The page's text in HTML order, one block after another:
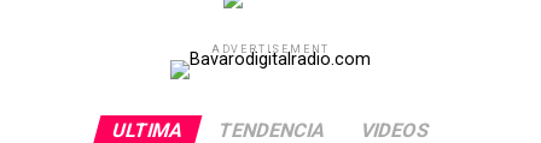
ADVERTISEMENT
ULTIMA TENDENCIA VIDEOS